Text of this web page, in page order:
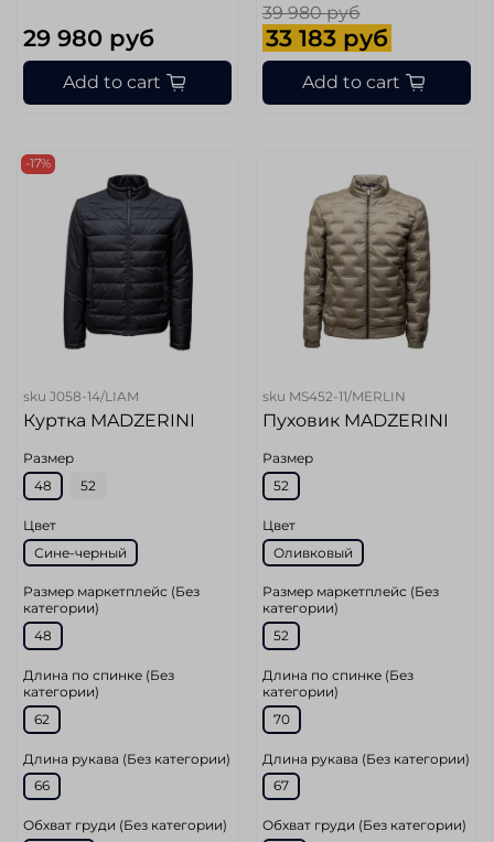
29 980 руб
Add to cart
39 980 руб
33 183 руб
Add to cart
-17%
sku J058-14/LIAM
Куртка MADZERINI
Размер
48
52
Цвет
Сине-черный
Размер маркетплейс (Без
категории)
48
Длина по спинке (Без
категории)
62
Длина рукава (Без категории)
66
Обхват груди (Без категории)
sku MS452-11/MERLIN
Пуховик MADZERINI
Размер
52
Цвет
Оливковый
Размер маркетплейс (Без
категории)
52
Длина по спинке (Без
категории)
70
Длина рукава (Без категории)
67
Обхват груди (Без категории)